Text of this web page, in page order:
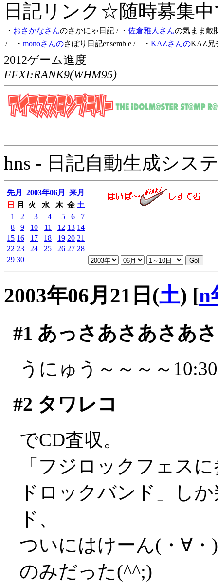
日記リンク☆随時募集
・ おさかなさんのさかにゃ日記 / ・ 佐倉雅人さんの気まま散
/ ・ monoさんのさぼり日記ensemble / ・ KAZさんのKAZ兄
2012ゲーム進度
FFXI:RANK9(WHM95)
hns - 日記自動生成シス
先月 2003年06月
来月
日
月 火 水 木 金 土
1
2 3 4 5 6
7
8
9 10 11 12 13 14
15 16 17 18 19 20 21
22 23 24 25 26 27 28
29 30
2003年06月21日(土) [n
#1 あっさあさあさあ
うにゅう～～～～
#2 タワレコ
でCD査収。
「フジロックフェス
ドロックバンド」し
ド、
ついにはけーん(・∀
のみだった(^^;)